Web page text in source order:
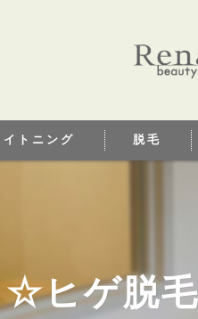
トニング 脱毛
☆ヒゲ脱